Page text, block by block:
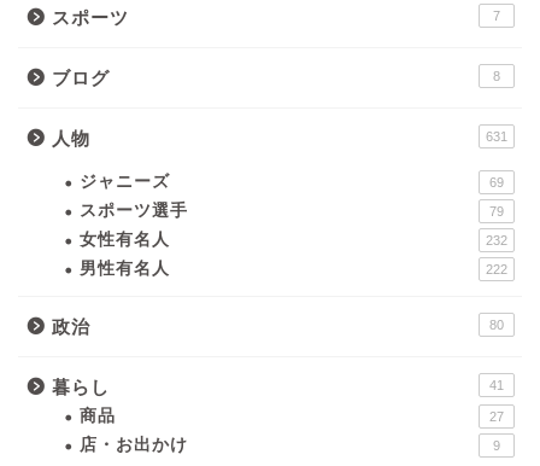
スポーツ 7
ブログ 8
人物 631
ジャニーズ 69
スポーツ選手 79
女性有名人 232
男性有名人 222
政治 80
暮らし 41
商品 27
店・お出かけ 9